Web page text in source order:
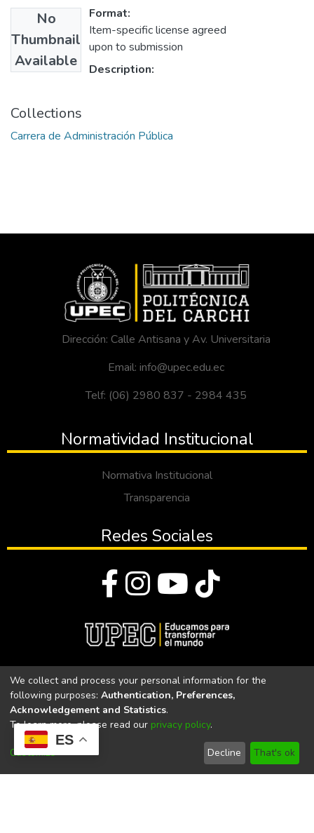
ES
No
Thumbnail
Available
Format:
Item-specific license agreed
upon to submission
Description:
Collections
Carrera de Administración Pública
Dirección: Calle Antisana y Av. Universitaria
Email: info@upec.edu.ec
Telf: (06) 2980 837 - 2984 435
Normatividad Institucional
Normativa Institucional
Transparencia
Redes Sociales
Universidad Politécnica Estatal del Carchi
Universidad Politécnica Estatal del Carchi | Acreditada por el
CACES Resolución N°. 160-SE-33-CACES-2020
We collect and process your personal information for the
following purposes: Authentication, Preferences,
Acknowledgement and Statistics.
To learn more, please read our privacy policy.
Customize Decline That's ok